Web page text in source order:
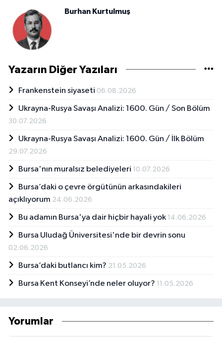
Burhan Kurtulmuş
Yazarın Diğer Yazıları
Frankenstein siyaseti 06.08.2026
Ukrayna-Rusya Savaşı Analizi: 1600. Gün / Son Bölüm
30.07.2026
Ukrayna-Rusya Savaşı Analizi: 1600. Gün / İlk Bölüm
29.07.2026
Bursa'nın muralsız belediyeleri 10.07.2026
Bursa’daki o çevre örgütünün arkasındakileri
açıklıyorum 24.06.2026
Bu adamın Bursa'ya dair hiçbir hayali yok 14.06.2026
Bursa Uludağ Üniversitesi'nde bir devrin sonu
02.06.2026
Bursa’daki butlancı kim? 21.05.2026
Bursa Kent Konseyi’nde neler oluyor? 11.05.2026
Yorumlar